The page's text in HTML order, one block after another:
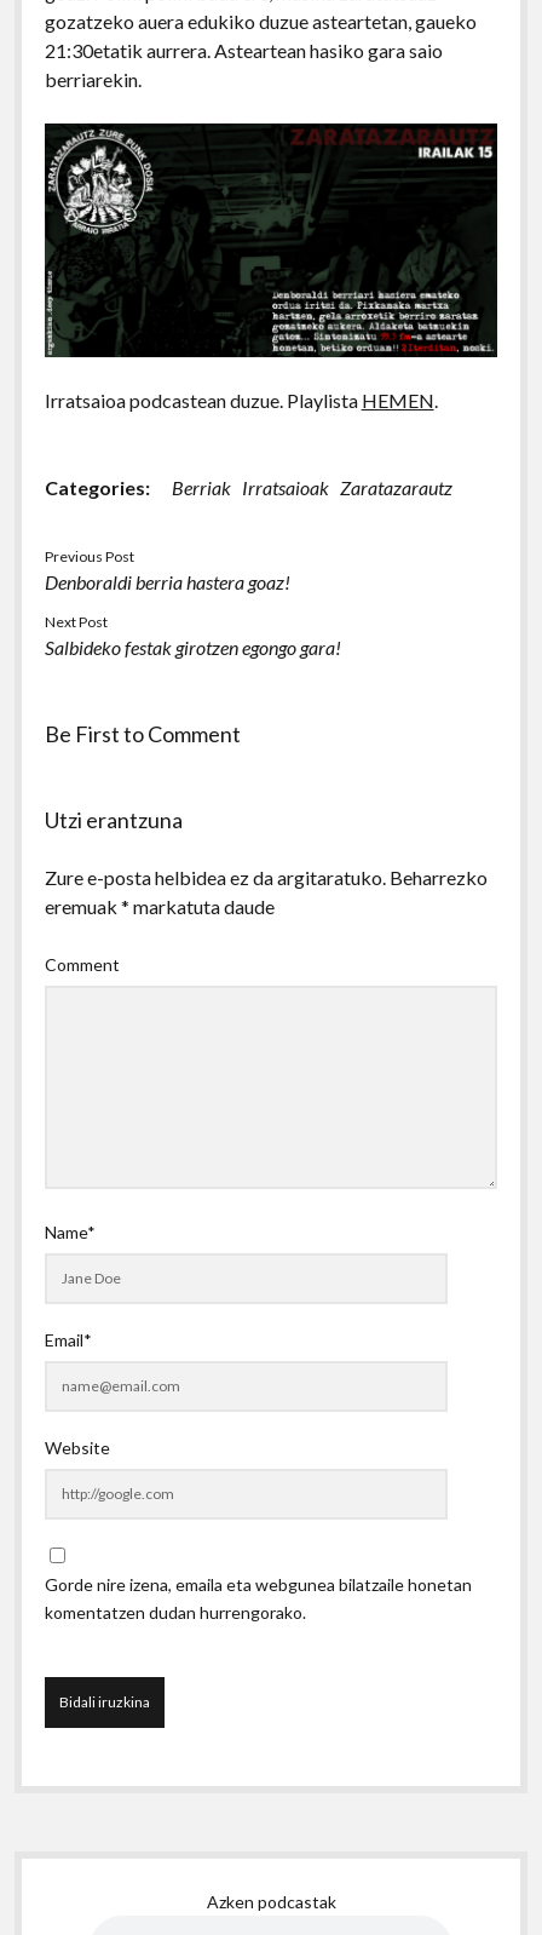
gozatzeko auera edukiko duzue asteartetan, gaueko
21:30etatik aurrera. Asteartean hasiko gara saio
berriarekin.
Irratsaioa podcastean duzue. Playlista HEMEN
Categories: Berriak Irratsaioak Zaratazarautz
Previous Post
Denboraldi berria hastera goaz!
Next Post
Salbideko festak girotzen egongo gara!
Be First to Comment
Utzi erantzuna
Zure e-posta helbidea ez da argitaratuko. Beharrezko
eremuak * markatuta daude
Comment
Name*
Email*
Website
Gorde nire izena, emaila eta webgunea bilatzaile honetan
komentatzen dudan hurrengorako.
Sidebar
Azken podcastak